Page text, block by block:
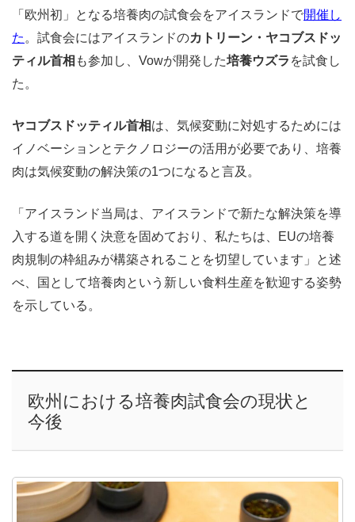
「欧州初」
となる培養肉の試食会をアイスランドで開催し
た 。試食会にはアイスランドのカトリーン・ヤコブスドッ
ティル首相 も参加し、Vowが開発した培養ウズラ を試食し
た。
ヤコブスドッティル首相は、気候変動に対処するためには
イノベーションとテクノロジーの活用が必要であり、培養
肉は気候変動の解決策の1つになると言及。
「アイスランド当局は、アイスランドで新たな解決策を導
入する道を開く決意を固めており、私たちは、EUの培養
肉規制の枠組みが構築されることを切望しています」と述
べ、国として培養肉という新しい食料生産を歓迎する姿勢
を示している。
欧州における培養肉試食会の現状と
今後